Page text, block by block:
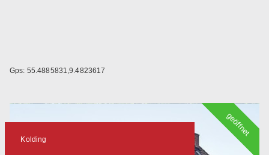
Gps: 55.4885831,9.4823617
Kolding
geöffnet